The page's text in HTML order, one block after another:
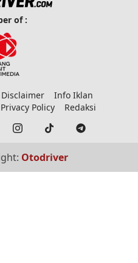
of :
Disclaimer
Info Iklan
Privacy Policy Redaksi
Otodriver